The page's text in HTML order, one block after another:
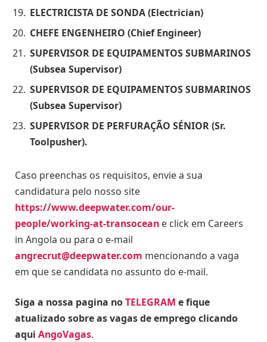
ELECTRICISTA DE SONDA (Electrician)
CHEFE ENGENHEIRO (Chief Engineer)
SUPERVISOR DE EQUIPAMENTOS SUBMARINOS
(Subsea Supervisor)
SUPERVISOR DE EQUIPAMENTOS SUBMARINOS
(Subsea Supervisor)
SUPERVISOR DE PERFURAÇÃO SÉNIOR (Sr.
Toolpusher).
Caso preenchas os requisitos, envie a sua
candidatura pelo nosso site
https://www.deepwater.com/our-
people/working-at-transocean e click em Careers
in Angola ou para o e-mail
angrecrut@deepwater.com mencionando a vaga
em que se candidata no assunto do e-mail.
Siga a nossa pagina noTELEGRAM e fique
atualizado sobre as vagas de emprego clicando
aqui AngoVagas.